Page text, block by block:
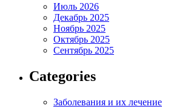
Июль 2026
Декабрь 2025
Ноябрь 2025
Октябрь 2025
Сентябрь 2025
Categories
Заболевания и их лечение